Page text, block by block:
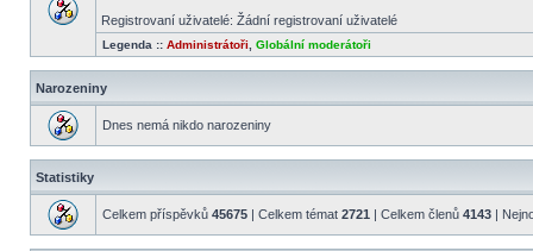
Registrovaní uživatelé: Žádní registrovaní uživatelé
Legenda :: Administrátoři Globální moderátoři
Narozeniny
Dnes nemá nikdo narozeniny
Statistiky
Celkem příspěvků 45675 | Celkem témat 2721 | Celkem členů 4143 |